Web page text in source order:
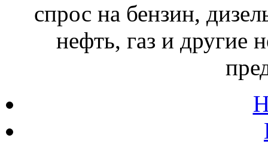
спрос на бензин,
нефть, газ и другие